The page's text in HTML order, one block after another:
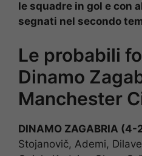
le squadre in gol e con
segnati nel secondo
Le probabili
Dinamo
Manchester
DINAMO ZAGABRIA (4-
Stojanovič, Ademi,